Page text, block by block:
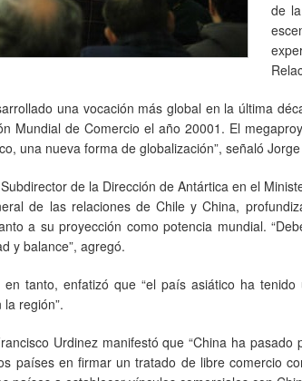
de
una vocación más global en la última
Mundial de Comercio el año 20001. El
una nueva forma de globalización”, señaló
de la Dirección de Antártica en el
de las relaciones de Chile y China,
a su proyección como potencia mundial.
y balance”, agregó.
en tanto, enfatizó que “el país asiático ha
región”.
Urdinez manifestó que “China ha
países en firmar un tratado de libre comercio